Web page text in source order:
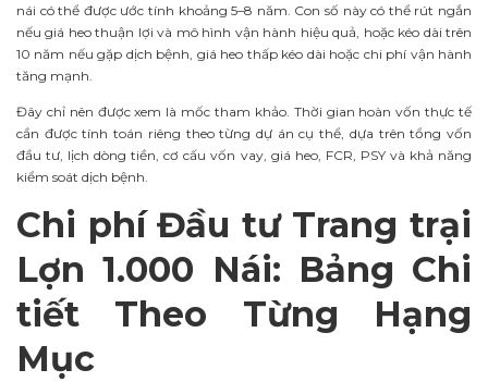
nái có thể được ước tính khoảng 5–8 năm. Con số này có thể rút ngắn
nếu giá heo thuận lợi và mô hình vận hành hiệu quả, hoặc kéo dài trên
10 năm nếu gặp dịch bệnh, giá heo thấp kéo dài hoặc chi phí vận hành
tăng mạnh.
Đây chỉ nên được xem là mốc tham khảo. Thời gian hoàn vốn thực tế
cần được tính toán riêng theo từng dự án cụ thể, dựa trên tổng vốn
đầu tư, lịch dòng tiền, cơ cấu vốn vay, giá heo, FCR, PSY và khả năng
kiểm soát dịch bệnh.
Chi phí Đầu tư Trang trại
Lợn 1.000 Nái: Bảng Chi
tiết Theo Từng Hạng
Mục